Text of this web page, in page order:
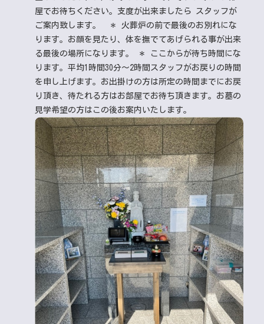
屋でお待ちください。支度が出来ましたら スタッフが
ご案内致します。
＊ 火葬炉の前で最後のお別れにな
ります。お顔を見たり、体を撫でてあげられる事が出来
る最後の場所になります。 ＊ ここからが待ち時間にな
ります。平均1時間30分～2時間スタッフがお戻りの時間
を申し上げます。お出掛けの方は所定の時間までにお戻
り頂き、待たれる方はお部屋でお待ち頂きます。お墓の
見学希望の方はこの後お案内いたします。